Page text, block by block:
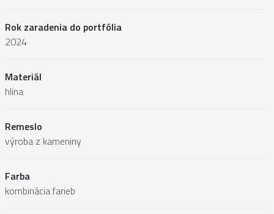
Rok zaradenia do portfólia
2024
Materiál
hlina
Remeslo
výroba z kameniny
Farba
kombinácia farieb